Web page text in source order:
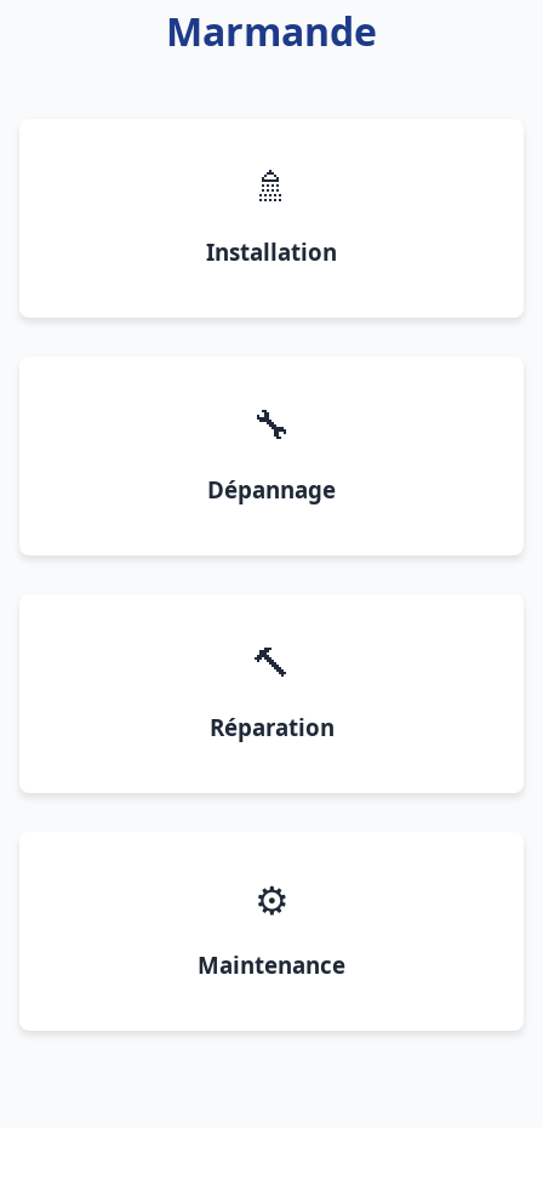
Marmande
🚿
Installation
🔧
Dépannage
🔨
Réparation
⚙️
Maintenance